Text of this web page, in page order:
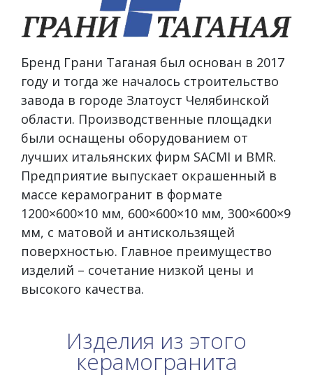
Бренд Грани Таганая был основан в 2017
году и тогда же началось строительство
завода в городе Златоуст Челябинской
области. Производственные площадки
были оснащены оборудованием от
лучших итальянских фирм SACMI и BMR.
Предприятие выпускает окрашенный в
массе керамогранит в формате
1200×600×10 мм, 600×600×10 мм, 300×600×9
мм, с матовой и антискользящей
поверхностью. Главное преимущество
изделий – сочетание низкой цены и
высокого качества.
Изделия из этого
керамогранита